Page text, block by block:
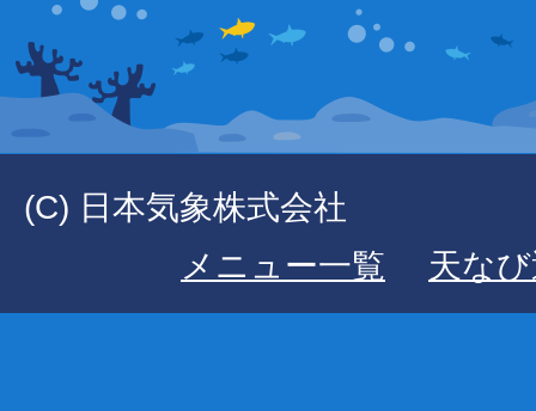
(C) 日本気象株式会社
メニュー一覧
天な